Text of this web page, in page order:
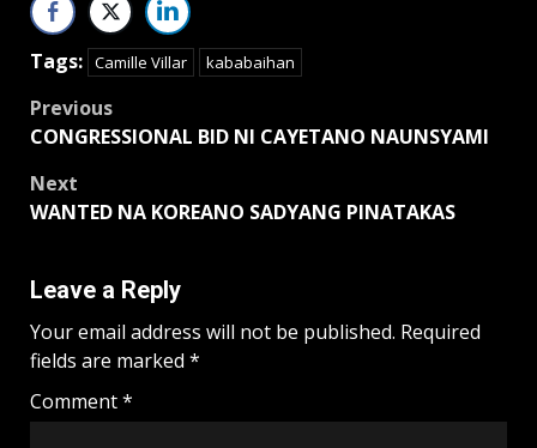
Tags: Camille Villar kababaihan
Post
Previous
CONGRESSIONAL BID NI CAYETANO NAUNSYAMI
Next
WANTED NA KOREANO SADYANG PINATAKAS
Leave a Reply
Your email address will not be published. Required
fields are marked *
Comment*